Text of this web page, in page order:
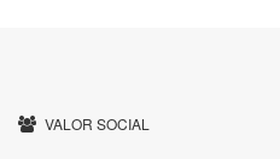
VALOR SOCIAL